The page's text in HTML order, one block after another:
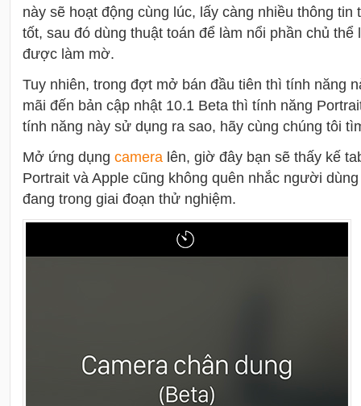
này sẽ hoạt động cùng lúc, lấy càng nhiều thông tin
tốt, sau đó dùng thuật toán để làm nổi phần chủ thể
được làm mờ.
Tuy nhiên, trong đợt mở bán đầu tiên thì tính năng
mãi đến bản cập nhật 10.1 Beta thì tính năng
tính năng này sử dụng ra sao, hãy cùng chúng tôi
Mở ứng dụng camera lên, giờ đây bạn sẽ thấy kế
Portrait và Apple cũng không quên nhắc người
đang trong giai đoạn thử nghiệm.